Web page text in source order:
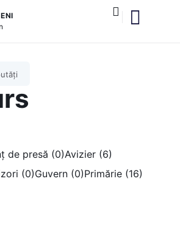
de presă (0)Avizier (6)
(0)Guvern (0)Primărie (16)